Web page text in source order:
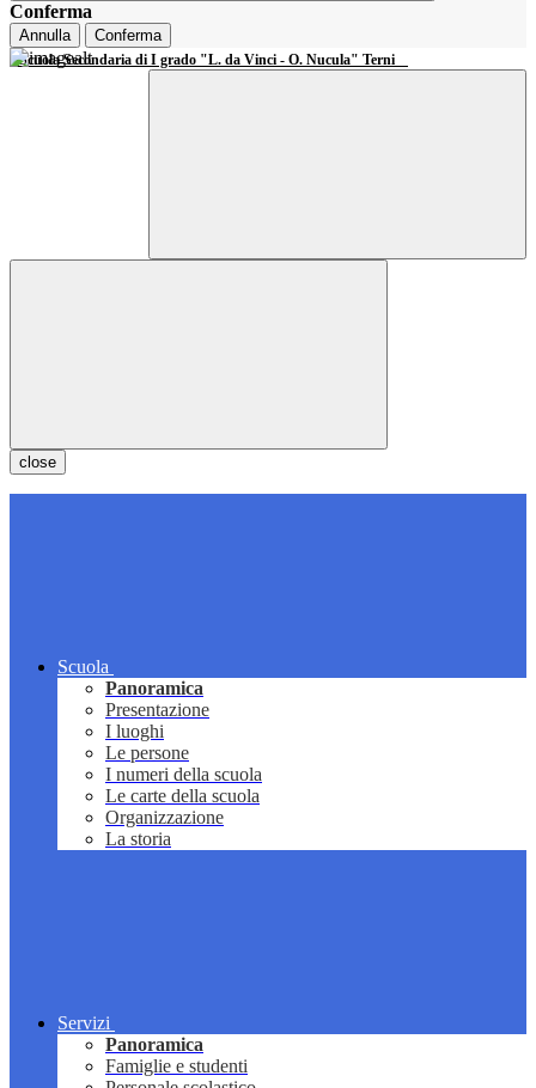
Conferma
Annulla Conferma
Scuola Secondaria di I grado "L. da Vinci - O. Nucula" Terni
close
Scuola
Panoramica
Presentazione
I luoghi
Le persone
I numeri della scuola
Le carte della scuola
Organizzazione
La storia
Servizi
Panoramica
Famiglie e studenti